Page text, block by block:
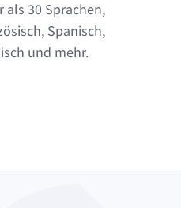
als 30 Sprachen,
Spanisch,
und mehr.